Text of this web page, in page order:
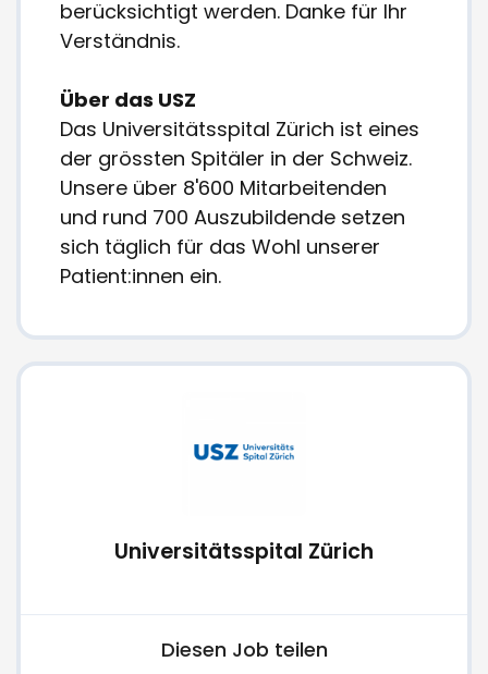
berücksichtigt werden. Danke für Ihr
Verständnis.
Über das USZ
Das Universitätsspital Zürich ist eines
der grössten Spitäler in der Schweiz.
Unsere über 8'600 Mitarbeitenden
und rund 700 Auszubildende setzen
sich täglich für das Wohl unserer
Patient:innen ein.
Universitätsspital Zürich
Diesen Job teilen